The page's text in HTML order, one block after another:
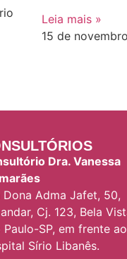
Leia mais »
15 de
Dra. Vanessa
Dona Adma Jafet, 50,
andar, Cj. 123, Bela
Paulo-SP, em frente ao
Sírio Libanês.